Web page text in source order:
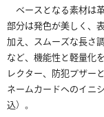
ベースとなる素材は
部分は発色が美しく、
加え、スムーズな長さ
など、機能性と軽量化
レクター、防犯ブザー
ネームカードへのイニ
込） 。